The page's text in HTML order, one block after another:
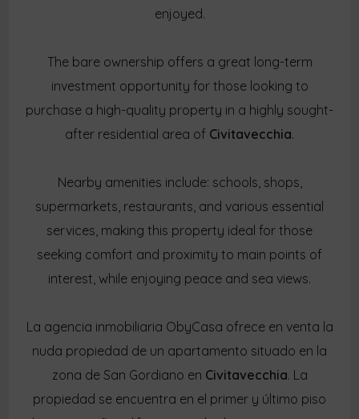
enjoyed.
The bare ownership offers a great long-term
investment opportunity for those looking to
purchase a high-quality property in a highly sought-
after residential area of Civitavecchia.
Nearby amenities include: schools, shops,
supermarkets, restaurants, and various essential
services, making this property ideal for those
seeking comfort and proximity to main points of
interest, while enjoying peace and sea views.
La agencia inmobiliaria ObyCasa ofrece en venta la
nuda propiedad de un apartamento situado en la
zona de San Gordiano en Civitavecchia. La
propiedad se encuentra en el primer y último piso